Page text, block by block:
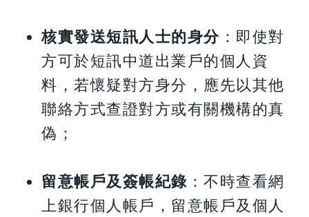
核實發送短訊人士的身分 ：即使對
方可於短訊中道出業戶的個人資
料，若懷疑對方身分，應先以其他
聯絡方式查證對方或有關機構的真
偽；
留意帳戶及簽帳紀錄 ：不時查看網
上銀行個人帳戶，留意帳戶及個人